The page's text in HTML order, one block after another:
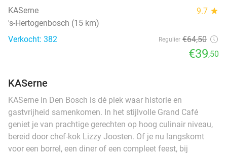
KASerne 9.7 star
's-Hertogenbosch (15 km)
Verkocht: 382
Regulier €64,50
€39,50
KASerne
KASerne in Den Bosch is dé plek waar historie en
gastvrijheid samenkomen. In het stijlvolle Grand Café
geniet je van prachtige gerechten op hoog culinair niveau,
bereid door chef-kok Lizzy Joosten. Of je nu langskomt
voor een borrel, een diner of een compleet feest, bij